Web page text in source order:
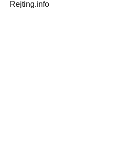
Rejting.info